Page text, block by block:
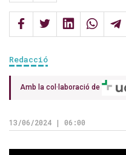
Redacció
Amb la col·laboració de
13/06/2024 | 06:00